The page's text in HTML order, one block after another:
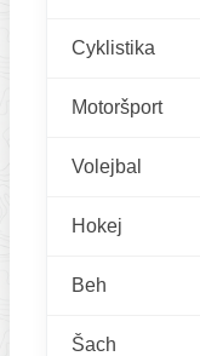
Cyklistika
Motoršport
Volejbal
Hokej
Beh
Šach